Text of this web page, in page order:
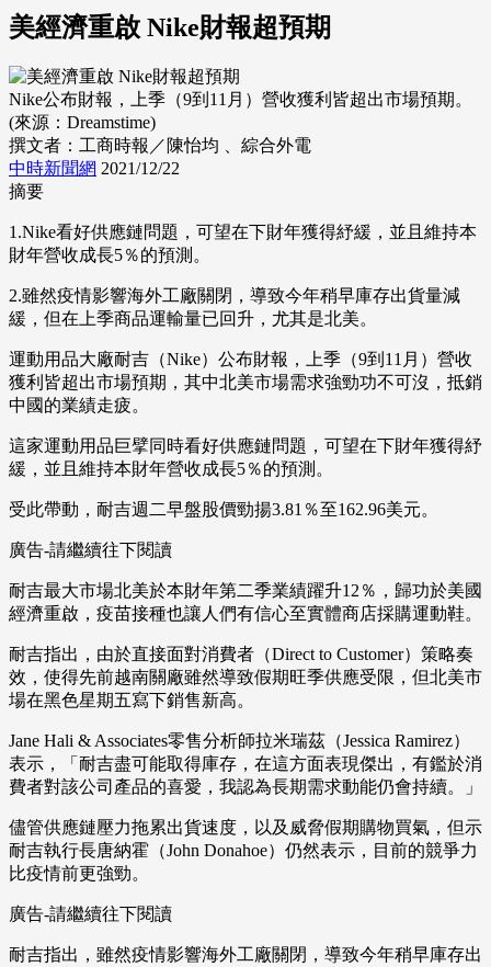
美經濟重啟 Nike財報超預期
Nike公布財報，上季（9到11月）營收獲利皆超出市場預期。
(來源：Dreamstime)
撰文者：工商時報／陳怡均 、綜合外電
中時新聞網 2021/12/22
摘要
1.Nike看好供應鏈問題，可望在下財年獲得紓緩，並且維持本
財年營收成長5％的預測。
2.雖然疫情影響海外工廠關閉，導致今年稍早庫存出貨量減
緩，但在上季商品運輸量已回升，尤其是北美。
運動用品大廠耐吉（Nike）公布財報，上季（9到11月）營收
獲利皆超出市場預期，其中北美市場需求強勁功不可沒，抵銷
中國的業績走疲。
這家運動用品巨擘同時看好供應鏈問題，可望在下財年獲得紓
緩，並且維持本財年營收成長5％的預測。
受此帶動，耐吉週二早盤股價勁揚3.81％至162.96美元。
廣告-請繼續往下閱讀
耐吉最大市場北美於本財年第二季業績躍升12％，歸功於美國
經濟重啟，疫苗接種也讓人們有信心至實體商店採購運動鞋。
耐吉指出，由於直接面對消費者（Direct to Customer）策略奏
效，使得先前越南關廠雖然導致假期旺季供應受限，但北美市
場在黑色星期五寫下銷售新高。
Jane Hali & Associates零售分析師拉米瑞茲（Jessica Ramirez）
表示，「耐吉盡可能取得庫存，在這方面表現傑出，有鑑於消
費者對該公司產品的喜愛，我認為長期需求動能仍會持續。」
儘管供應鏈壓力拖累出貨速度，以及威脅假期購物買氣，但示
耐吉執行長唐納霍（John Donahoe）仍然表示，目前的競爭力
比疫情前更強勁。
廣告-請繼續往下閱讀
耐吉指出，雖然疫情影響海外工廠關閉，導致今年稍早庫存出